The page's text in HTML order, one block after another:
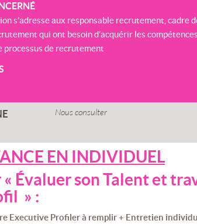
s’adresse aux responsable recrutement, cadre
qui ont besoin d’acquérir les
processus de recrutement
Nous consulter
EN INDIVIDUEL
Évaluer son Talent et
» :
Executive Profiler à remplir + Entretien